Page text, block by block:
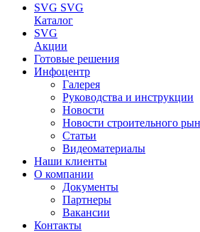
SVG SVG
Каталог
SVG
Акции
Готовые решения
Инфоцентр
Галерея
Руководства и инструкции
Новости
Новости строительного
Статьи
Видеоматериалы
Наши клиенты
О компании
Документы
Партнеры
Вакансии
Контакты